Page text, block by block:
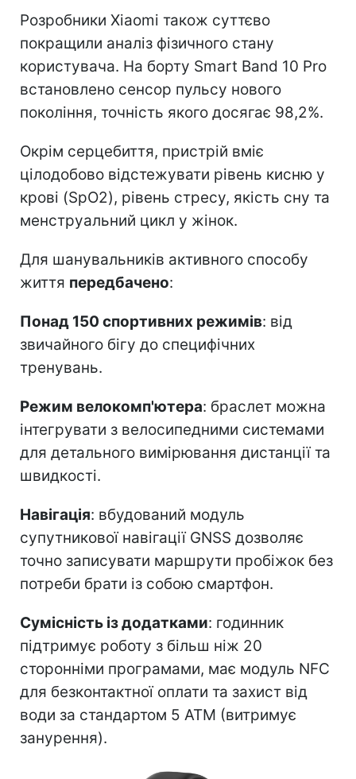
Розробники Xiaomi також суттєво
покращили аналіз фізичного стану
користувача. На борту Smart Band 10 Pro
встановлено сенсор пульсу нового
покоління, точність якого досягає 98,2%.
Окрім серцебиття, пристрій вміє
цілодобово відстежувати рівень кисню у
крові (SpO2), рівень стресу, якість сну та
менструальний цикл у жінок.
Для шанувальників активного способу
життя передбачено:
Понад 150 спортивних режимів: від
звичайного бігу до специфічних
тренувань.
Режим велокомп'ютера: браслет можна
інтегрувати з велосипедними системами
для детального вимірювання дистанції та
швидкості.
Навігація: вбудований модуль
супутникової навігації GNSS дозволяє
точно записувати маршрути пробіжок без
потреби брати із собою смартфон.
Сумісність із додатками: годинник
підтримує роботу з більш ніж 20
сторонніми програмами, має модуль NFC
для безконтактної оплати та захист від
води за стандартом 5 ATM (витримує
занурення).